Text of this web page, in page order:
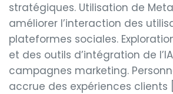
stratégiques. Utilisation de
améliorer l’interaction des
plateformes sociales.
et des outils d’intégration de
campagnes marketing.
accrue des expériences clients